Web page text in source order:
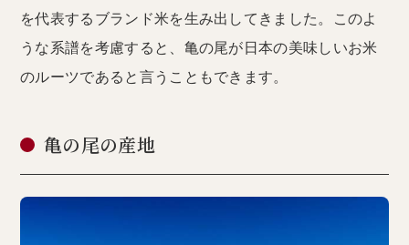
を代表するブランド米を生み出してきました。このよ
うな系譜を考慮すると、亀の尾が日本の美味しいお米
のルーツであると言うこともできます。
亀の尾の産地